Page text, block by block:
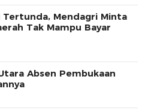
Tertunda, Mendagri Minta
Tak Mampu Bayar
Absen Pembukaan